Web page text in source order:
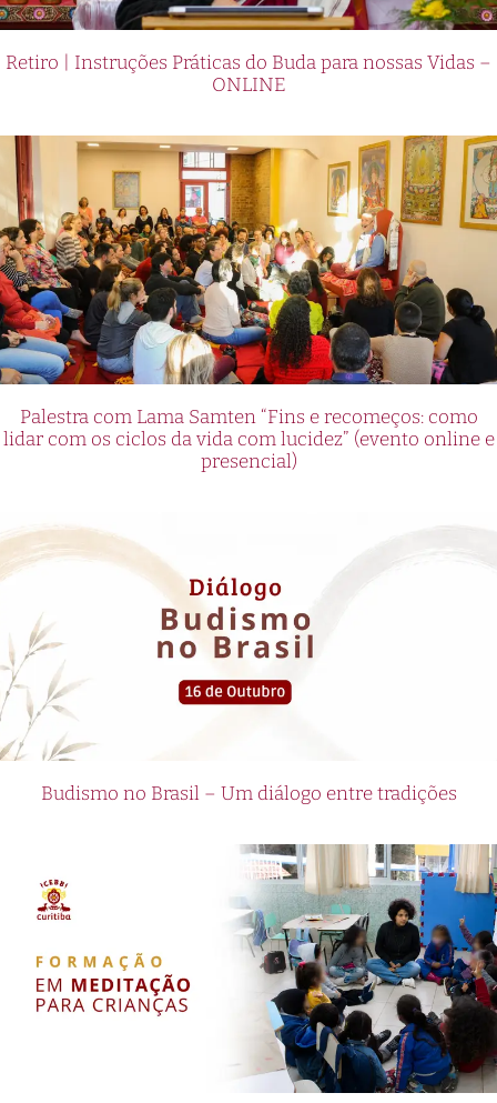
Retiro | Instruções Práticas do Buda para nossas Vidas –
ONLINE
Palestra com Lama Samten “Fins e recomeços: como
lidar com os ciclos da vida com lucidez” (evento online e
presencial)
Budismo no Brasil – Um diálogo entre tradições